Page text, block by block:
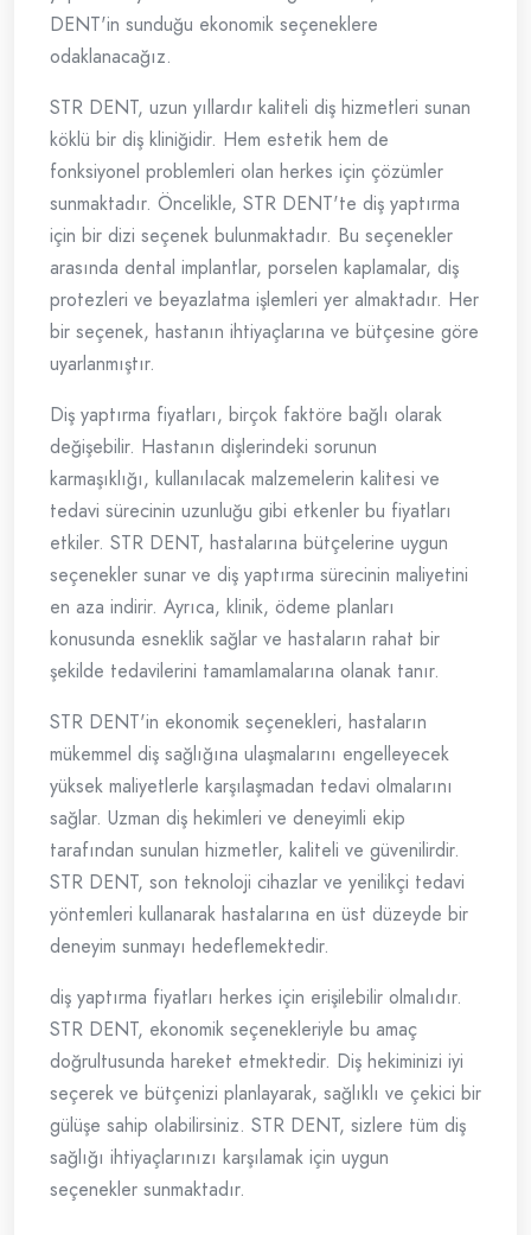
DENT'in sunduğu ekonomik seçeneklere
odaklanacağız.
STR DENT, uzun yıllardır kaliteli diş hizmetleri sunan
köklü bir diş kliniğidir. Hem estetik hem de
fonksiyonel problemleri olan herkes için çözümler
sunmaktadır. Öncelikle, STR DENT'te diş yaptırma
için bir dizi seçenek bulunmaktadır. Bu seçenekler
arasında dental implantlar, porselen kaplamalar, diş
protezleri ve beyazlatma işlemleri yer almaktadır. Her
bir seçenek, hastanın ihtiyaçlarına ve bütçesine göre
uyarlanmıştır.
Diş yaptırma fiyatları, birçok faktöre bağlı olarak
değişebilir. Hastanın dişlerindeki sorunun
karmaşıklığı, kullanılacak malzemelerin kalitesi ve
tedavi sürecinin uzunluğu gibi etkenler bu fiyatları
etkiler. STR DENT, hastalarına bütçelerine uygun
seçenekler sunar ve diş yaptırma sürecinin maliyetini
en aza indirir. Ayrıca, klinik, ödeme planları
konusunda esneklik sağlar ve hastaların rahat bir
şekilde tedavilerini tamamlamalarına olanak tanır.
STR DENT'in ekonomik seçenekleri, hastaların
mükemmel diş sağlığına ulaşmalarını engelleyecek
yüksek maliyetlerle karşılaşmadan tedavi olmalarını
sağlar. Uzman diş hekimleri ve deneyimli ekip
tarafından sunulan hizmetler, kaliteli ve güvenilirdir.
STR DENT, son teknoloji cihazlar ve yenilikçi tedavi
yöntemleri kullanarak hastalarına en üst düzeyde bir
deneyim sunmayı hedeflemektedir.
diş yaptırma fiyatları herkes için erişilebilir olmalıdır.
STR DENT, ekonomik seçenekleriyle bu amaç
doğrultusunda hareket etmektedir. Diş hekiminizi iyi
seçerek ve bütçenizi planlayarak, sağlıklı ve çekici bir
gülüşe sahip olabilirsiniz. STR DENT, sizlere tüm diş
sağlığı ihtiyaçlarınızı karşılamak için uygun
seçenekler sunmaktadır.